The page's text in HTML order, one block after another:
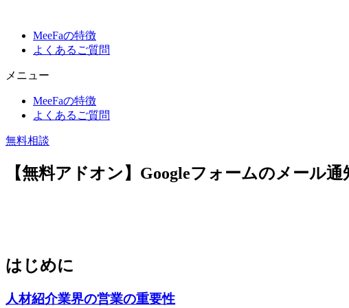
MeeFaの特徴
よくあるご質問
メニュー
MeeFaの特徴
よくあるご質問
無料相談
【無料アドオン】Googleフォームのメール
はじめに
人材紹介業界の営業の重要性